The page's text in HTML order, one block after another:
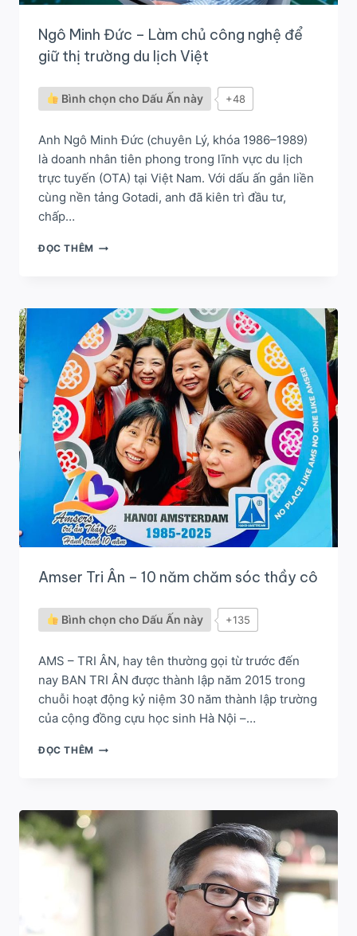
Ngô Minh Đức – Làm chủ công nghệ để
giữ thị trường du lịch Việt
Bình chọn cho Dấu Ấn này +48
Anh Ngô Minh Đức (chuyên Lý, khóa 1986–1989)
là doanh nhân tiên phong trong lĩnh vực du lịch
trực tuyến (OTA) tại Việt Nam. Với dấu ấn gắn liền
cùng nền tảng Gotadi, anh đã kiên trì đầu tư,
chấp…
ĐỌC THÊMNGÔ
LÀM
CHỦ
CÔNG
NGHỆ
ĐỂ
GIỮ
THỊ
TRƯỜNG
DU
LỊCH
VIỆT
Amser Tri Ân – 10 năm chăm sóc thầy cô
Bình chọn cho Dấu Ấn này +135
AMS – TRI ÂN, hay tên thường gọi từ trước đến
nay BAN TRI ÂN được thành lập năm 2015 trong
chuỗi hoạt động kỷ niệm 30 năm thành lập trường
của cộng đồng cựu học sinh Hà Nội –…
ĐỌC THÊMAMSER
10
NĂM
CHĂM
THẦY
CÔ